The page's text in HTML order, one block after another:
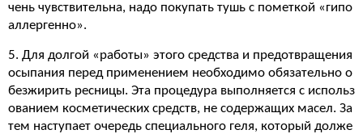
чень чувствительна, надо покупать тушь с пометкой «гипо
аллергенно».
5. Для долгой «работы» этого средства и предотвращения
осыпания перед применением необходимо обязательно о
безжирить ресницы. Эта процедура выполняется с использ
ованием косметических средств, не содержащих масел. За
тем наступает очередь специального геля, который долже